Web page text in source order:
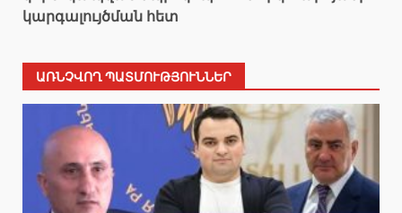
կարգալույծման հետ
ԱՌՆՉՎՈՂ ՊԱՏՄՈՒԹՅՈՒՆՆԵՐ